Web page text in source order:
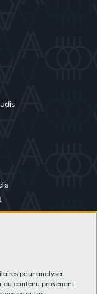
pour analyser
du contenu provenant